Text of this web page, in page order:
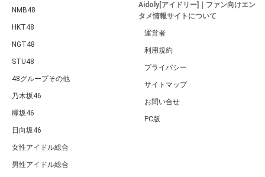
NMB48
HKT48
NGT48
STU48
48グループその他
乃木坂46
欅坂46
日向坂46
女性アイドル総合
男性アイドル総合
Aidoly[アイドリー]｜ファン向けエン
タメ情報サイトについて
運営者
利用規約
プライバシー
サイトマップ
お問い合せ
PC版